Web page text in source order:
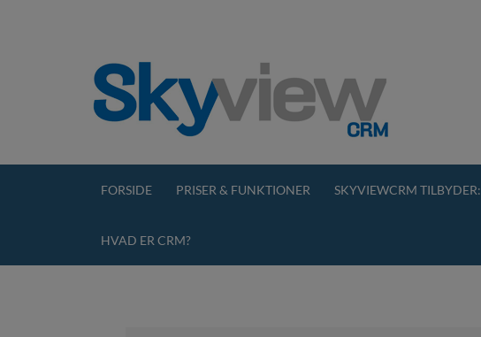
FORSIDE PRISER & FUNKTIONER SKYVIEWCRM TILBYDER:
HVAD ER CRM?